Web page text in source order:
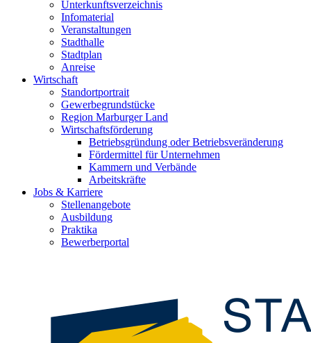
Unterkunftsverzeichnis
Infomaterial
Veranstaltungen
Stadthalle
Stadtplan
Anreise
Wirtschaft
Standortportrait
Gewerbegrundstücke
Region Marburger Land
Wirtschaftsförderung
Betriebsgründung oder Betriebsveränderung
Fördermittel für Unternehmen
Kammern und Verbände
Arbeitskräfte
Jobs & Karriere
Stellenangebote
Ausbildung
Praktika
Bewerberportal